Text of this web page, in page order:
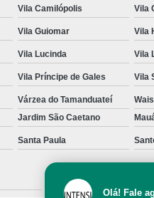
Vila Camilópolis Vila
Vila Guiomar Vila
Vila Lucinda Vila
Vila Príncipe de Gales Vila
Várzea do Tamanduateí
Jardim São Caetano
Santa Paula
São Caetano do Sul
Olá! Fale